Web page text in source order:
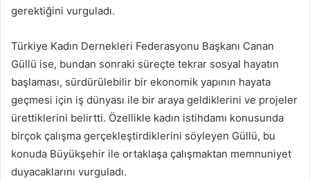
gerektiğini vurguladı.
Türkiye Kadın Dernekleri Federasyonu Başkanı Canan
Güllü ise, bundan sonraki süreçte tekrar sosyal hayatın
başlaması, sürdürülebilir bir ekonomik yapının hayata
geçmesi için iş dünyası ile bir araya geldiklerini ve projeler
ürettiklerini belirtti. Özellikle kadın istihdamı konusunda
birçok çalışma gerçekleştirdiklerini söyleyen Güllü, bu
konuda Büyükşehir ile ortaklaşa çalışmaktan memnuniyet
duyacaklarını vurguladı.